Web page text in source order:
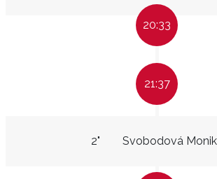
20:33
21:37
Svobodová
2"